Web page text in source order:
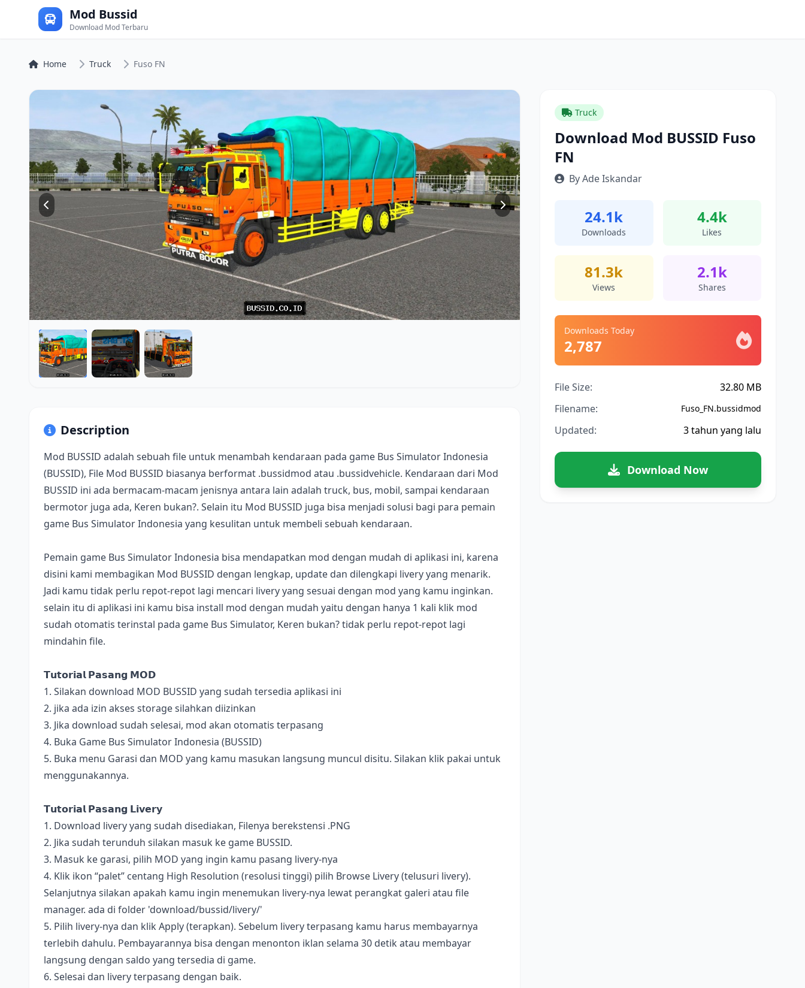
Mod Bussid
Download Mod Terbaru
Home Truck Fuso FN
Description
Mod BUSSID adalah sebuah file untuk menambah kendaraan pada game Bus Simulator Indonesia
(BUSSID), File Mod BUSSID biasanya berformat .bussidmod atau .bussidvehicle. Kendaraan dari Mod
BUSSID ini ada bermacam-macam jenisnya antara lain adalah truck, bus, mobil, sampai kendaraan
bermotor juga ada, Keren bukan?. Selain itu Mod BUSSID juga bisa menjadi solusi bagi para pemain
game Bus Simulator Indonesia yang kesulitan untuk membeli sebuah kendaraan.
Pemain game Bus Simulator Indonesia bisa mendapatkan mod dengan mudah di aplikasi ini, karena
disini kami membagikan Mod BUSSID dengan lengkap, update dan dilengkapi livery yang menarik.
Jadi kamu tidak perlu repot-repot lagi mencari livery yang sesuai dengan mod yang kamu inginkan.
selain itu di aplikasi ini kamu bisa install mod dengan mudah yaitu dengan hanya 1 kali klik mod
sudah otomatis terinstal pada game Bus Simulator, Keren bukan? tidak perlu repot-repot lagi
mindahin file.
𝗧𝘂𝘁𝗼𝗿𝗶𝗮𝗹 𝗣𝗮𝘀𝗮𝗻𝗴 𝗠𝗢𝗗
1. Silakan download MOD BUSSID yang sudah tersedia aplikasi ini
2. jika ada izin akses storage silahkan diizinkan
3. Jika download sudah selesai, mod akan otomatis terpasang
4. Buka Game Bus Simulator Indonesia (BUSSID)
5. Buka menu Garasi dan MOD yang kamu masukan langsung muncul disitu. Silakan klik pakai untuk
menggunakannya.
𝗧𝘂𝘁𝗼𝗿𝗶𝗮𝗹 𝗣𝗮𝘀𝗮𝗻𝗴 𝗟𝗶𝘃𝗲𝗿𝘆
1. Download livery yang sudah disediakan, Filenya berekstensi .PNG
2. Jika sudah terunduh silakan masuk ke game BUSSID.
3. Masuk ke garasi, pilih MOD yang ingin kamu pasang livery-nya
4. Klik ikon “palet” centang High Resolution (resolusi tinggi) pilih Browse Livery (telusuri livery).
Selanjutnya silakan apakah kamu ingin menemukan livery-nya lewat perangkat galeri atau file
manager. ada di folder 'download/bussid/livery/'
5. Pilih livery-nya dan klik Apply (terapkan). Sebelum livery terpasang kamu harus membayarnya
terlebih dahulu. Pembayarannya bisa dengan menonton iklan selama 30 detik atau membayar
langsung dengan saldo yang tersedia di game.
6. Selesai dan livery terpasang dengan baik.
Truck
Download Mod BUSSID Fuso
FN
By Ade Iskandar
24.1k
Downloads
4.4k
Likes
81.3k
Views
2.1k
Shares
Downloads Today
2,787
File Size:
32.80 MB
Filename:
Fuso_FN.bussidmod
Updated: 3 tahun yang lalu
Download Now